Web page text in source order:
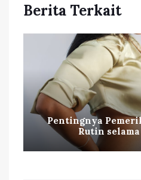
Berita Terkait
Pentingnya
Rutin